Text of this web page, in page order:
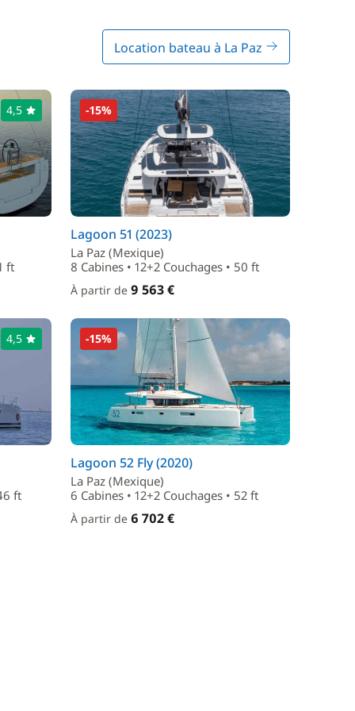
Location bateau à La Paz
4,5
ft
-15%
Lagoon 51 (2023)
La Paz (Mexique)
8 Cabines • 12+2 Couchages • 50 ft
À partir de 9 563 €
4,5
ft
-15%
Lagoon 52 Fly (2020)
La Paz (Mexique)
6 Cabines • 12+2 Couchages • 52 ft
À partir de 6 702 €